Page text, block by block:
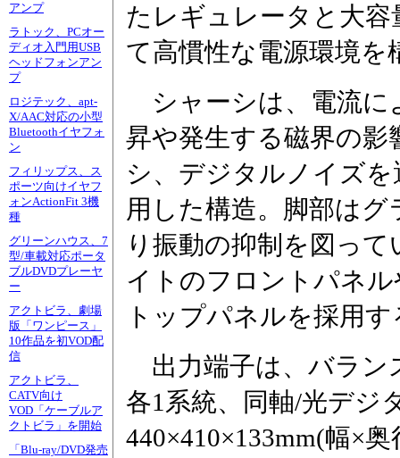
アンプ
ラトック、PCオー
ディオ入門用USB
ヘッドフォンアン
プ
ロジテック、apt-
X/AAC対応の小型
Bluetoothイヤフォ
ン
フィリップス、ス
ポーツ向けイヤフ
ォンActionFit 3機
種
グリーンハウス、7
型/車載対応ポータ
ブルDVDプレーヤ
ー
アクトビラ、劇場
版「ワンピース」
10作品を初VOD配
信
アクトビラ、
CATV向け
VOD「ケーブルア
クトビラ」を開始
「Blu-ray/DVD発売
たレギュレータと大
て高慣性な電源環境
シャーシは、電流に
昇や発生する磁界の
シ、デジタルノイズ
用した構造。脚部は
り振動の抑制を図っ
イトのフロントパネ
トップパネルを採用す
出力端子は、バラン
各1系統、同軸/光デジ
440×410×133mm(幅×